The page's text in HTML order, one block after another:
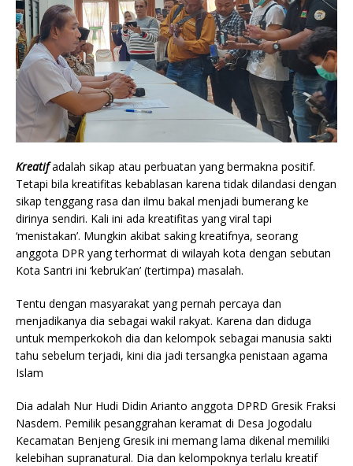
Kreatifadalah sikap atau perbuatan yang bermakna positif.
Tetapi bila kreatifitas kebablasan karena tidak dilandasi dengan
sikap tenggang rasa dan ilmu bakal menjadi bumerang ke
dirinya sendiri. Kali ini ada kreatifitas yang viral tapi
‘menistakan’. Mungkin akibat saking kreatifnya, seorang
anggota DPR yang terhormat di wilayah kota dengan sebutan
Kota Santri ini ‘kebruk’an’ (tertimpa) masalah.
Tentu dengan masyarakat yang pernah percaya dan
menjadikanya dia sebagai wakil rakyat. Karena dan diduga
untuk memperkokoh dia dan kelompok sebagai manusia sakti
tahu sebelum terjadi, kini dia jadi tersangka penistaan agama
Islam
Dia adalah Nur Hudi Didin Arianto anggota DPRD Gresik Fraksi
Nasdem. Pemilik pesanggrahan keramat di Desa Jogodalu
Kecamatan Benjeng Gresik ini memang lama dikenal memiliki
kelebihan supranatural. Dia dan kelompoknya terlalu kreatif